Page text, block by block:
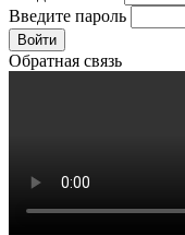
Введите пароль
Войти
Обратная связь